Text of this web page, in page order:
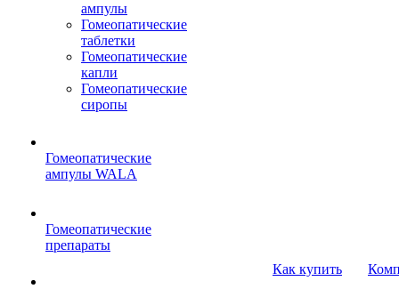
ампулы
Гомеопатические
таблетки
Гомеопатические
капли
Гомеопатические
сиропы
Гомеопатические
ампулы WALA
Гомеопатические
препараты
Как купить